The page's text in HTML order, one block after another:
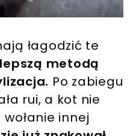
łagodzić te
metodą
Po zabiegu
rui, a kot nie
innej